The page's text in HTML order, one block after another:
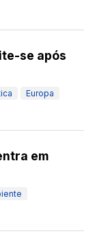
se após
Europa
em